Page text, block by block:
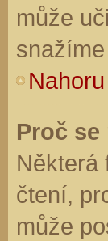
může
Nahoru
Proč
Některá
čtení,
může